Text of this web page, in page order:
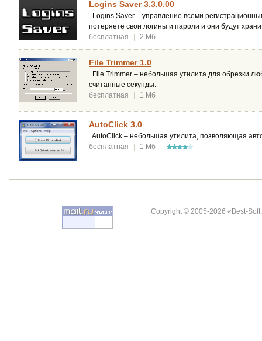
Logins Saver 3.3.0.00
Logins Saver – управление всеми
потеряете свои логины и пароли и они будут
бесплатная
| 2 Мб |
File Trimmer 1.0
File Trimmer – небольшая утилита для обрезки
считанные секунды.
бесплатная
| 1 Мб |
AutoClick 3.0
AutoClick – небольшая утилита, позволяющая
бесплатная
| 1 Мб |
Copyright © 2005-2026 «Best-